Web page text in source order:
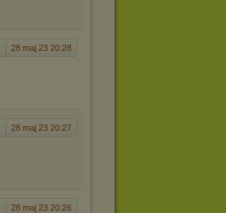
28 maj 23 20:28
28 maj 23 20:27
28 maj 23 20:26